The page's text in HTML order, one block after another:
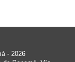
- 2026